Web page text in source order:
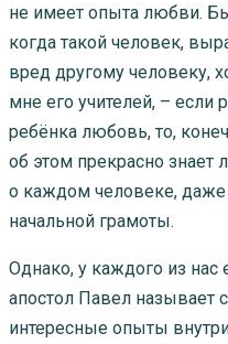
не имеет опыта любви.
когда такой человек,
вред другому человеку,
мне его учителей, – если
ребёнка любовь, то,
об этом прекрасно знает
о каждом человеке, даже
начальной грамоты.
Однако, у каждого из нас
апостол Павел
интересные опыты